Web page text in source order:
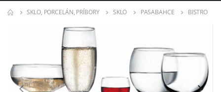
SKLO, PORCELÁN, PRÍBORY SKLO PASABAHCE BISTRO